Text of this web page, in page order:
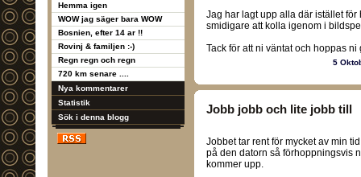
Hemma igen
WOW jag säger bara WOW
Bosnien, efter 14 ar !!
Rovinj & familjen :-)
Regn regn och regn
720 km senare ....
Nya kommentarer
Statistik
Sök i denna blogg
Jag har lagt upp alla där istället för
smidigare att kolla igenom i
Tack för att ni väntat och hoppas
5
Jobb jobb och lite jobb till
Jobbet tar rent för mycket av min
på den datorn så förhoppningsvis
kommer upp.